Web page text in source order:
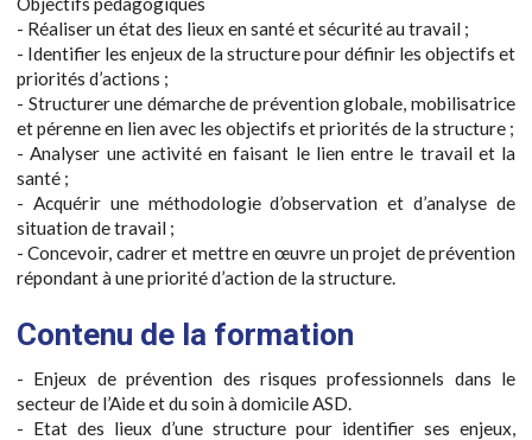
- Réaliser un état des lieux en santé et sécurité au travail ;
- Identifier les enjeux de la structure pour définir les objectifs et
priorités d’actions ;
- Structurer une démarche de prévention globale, mobilisatrice
et pérenne en lien avec les objectifs et priorités de la structure ;
- Analyser une activité en faisant le lien entre le travail et la
santé ;
- Acquérir une méthodologie d’observation et d’analyse de
situation de travail ;
- Concevoir, cadrer et mettre en œuvre un projet de prévention
répondant à une priorité d’action de la structure.
Contenu de la formation
- Enjeux de prévention des risques professionnels dans le
secteur de l’Aide et du soin à domicile ASD.
- Etat des lieux d’une structure pour identifier ses enjeux,